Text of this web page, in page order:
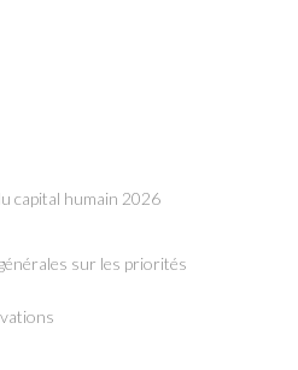
capital humain 2026
sur les priorités